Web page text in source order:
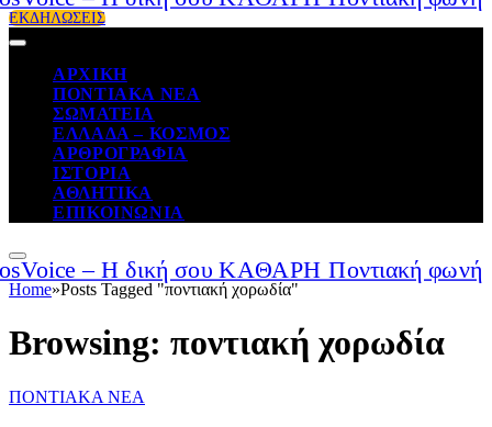
ΕΚΔΗΛΩΣΕΙΣ
ΑΡΧΙΚΗ
ΠΟΝΤΙΑΚΑ ΝΕΑ
ΣΩΜΑΤΕΙΑ
ΕΛΛΑΔΑ – ΚΟΣΜΟΣ
ΑΡΘΡΟΓΡΑΦΙΑ
ΙΣΤΟΡΙΑ
ΑΘΛΗΤΙΚΑ
ΕΠΙΚΟΙΝΩΝΙΑ
Home»Posts Tagged "ποντιακή χορωδία"
Browsing: ποντιακή χορωδία
ΠΟΝΤΙΑΚΑ ΝΕΑ